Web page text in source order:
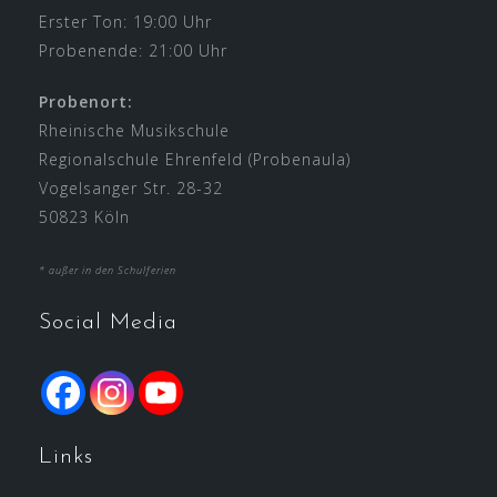
Erster Ton: 19:00 Uhr
Probenende: 21:00 Uhr
Probenort:
Rheinische Musikschule
Regionalschule Ehrenfeld (Probenaula)
Vogelsanger Str. 28-32
50823 Köln
* außer in den Schulferien
Social Media
Links